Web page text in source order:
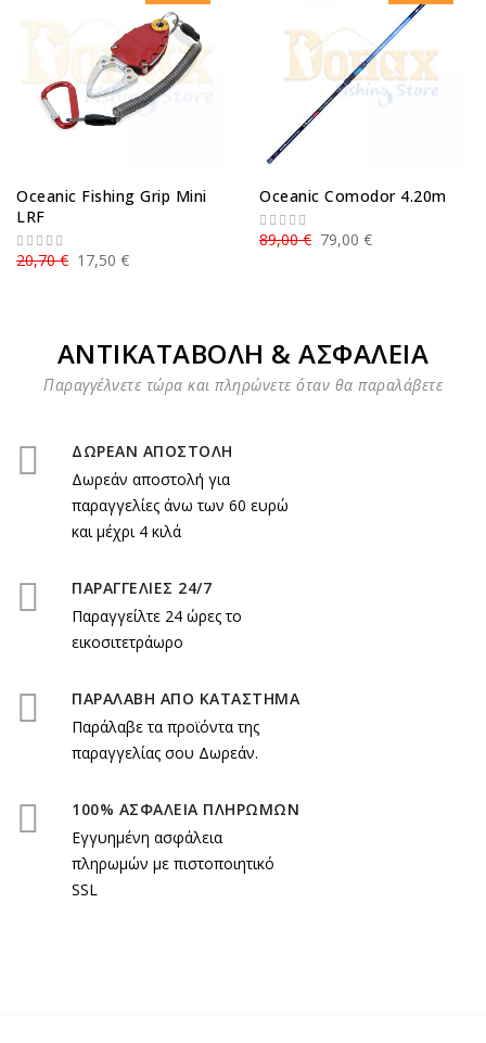
Oceanic Fishing Grip Mini
LRF
17,50 €
20,70 €
Oceanic Comodor 4.20m
79,00 €
89,00 €
ΑΝΤΙΚΑΤΑΒΟΛΗ & ΑΣΦΑΛΕΙΑ
Παραγγέλνετε τώρα και πληρώνετε όταν θα παραλάβετε
ΔΩΡΕΑΝ ΑΠΟΣΤΟΛΗ
Δωρεάν αποστολή για
παραγγελίες άνω των 60 ευρώ
και μέχρι 4 κιλά
ΠΑΡΑΓΓΕΛΙΕΣ 24/7
Παραγγείλτε 24 ώρες το
εικοσιτετράωρο
ΠΑΡΑΛΑΒΗ ΑΠΟ ΚΑΤΑΣΤΗΜΑ
Παράλαβε τα προϊόντα της
παραγγελίας σου Δωρεάν.
100% ΑΣΦΑΛΕΙΑ ΠΛΗΡΩΜΩΝ
Εγγυημένη ασφάλεια
πληρωμών με πιστοποιητικό
SSL